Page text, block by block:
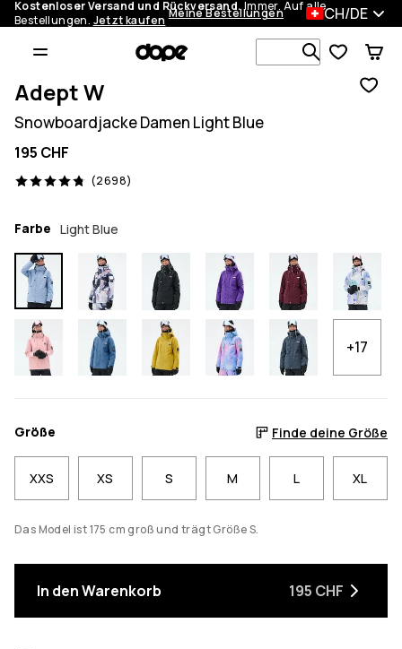
Kostenloser Versand und Rückversand.Immer. Auf alle
Bestellungen. Jetzt kaufen Meine Bestellungen CH/DE
Adept W
Snowboardjacke Damen Light Blue
195 CHF
(2698)
2698 Reviews, 4.8/5
Farbe Light Blue
+17
Größe Finde deine Größe
XXS XS S M L XL
Das Model ist 175 cm groß und trägt Größe S.
In den Warenkorb 195 CHF